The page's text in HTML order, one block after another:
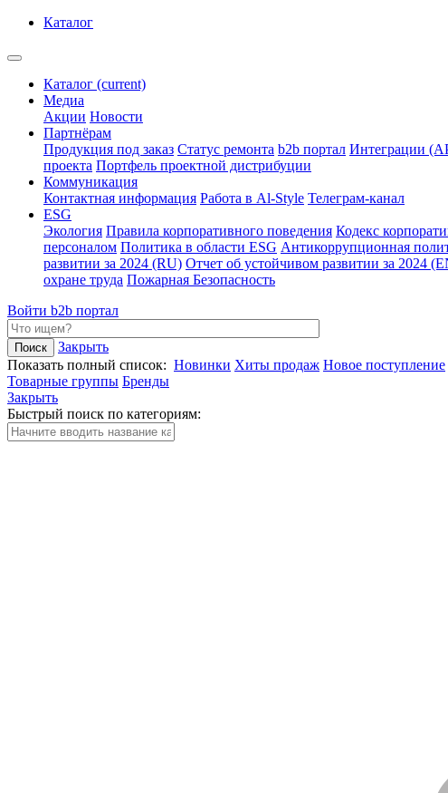
Каталог
Каталог (current)
Медиа
Акции Новости
Партнёрам
Продукция под заказ Статус ремонта b2b портал Интеграции
проекта Портфель проектной дистрибуции
Коммуникация
Контактная информация Работа в Al-Style Телеграм-канал
ESG
Экология Правила корпоративного поведения Кодекс
персоналом Политика в области ESG Антикоррупционная
развитии за 2024 (RU) Отчет об устойчивом развитии за 2024
охране труда Пожарная Безопасность
Войти b2b портал
Закрыть
Показать полный список: Новинки Хиты продаж Новое поступление
Товарные группы Бренды
Закрыть
Быстрый поиск по категориям: